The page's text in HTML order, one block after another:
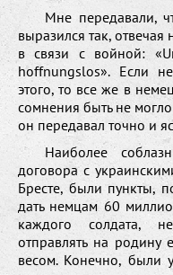
Мне передавали,
выразился так,
в связи с войной:
hoffnungslos». Если
этого, то все же в
сомнения быть не
он передавал точно и
Наиболее
договора с
Бресте, были пункты,
дать немцам 60
каждого солдата,
отправлять на
весом. Конечно, были